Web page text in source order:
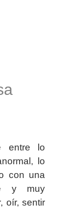
entre lo
lo
con una
y muy
oír, sentir